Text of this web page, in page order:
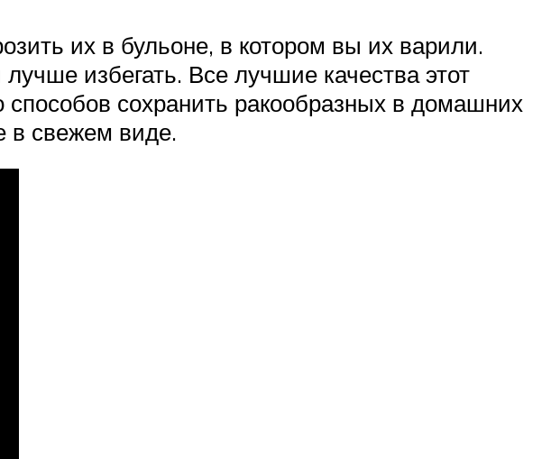
их в бульоне, в котором вы их варили.
избегать. Все лучшие качества этот
способов сохранить ракообразных в домашних
в свежем виде.